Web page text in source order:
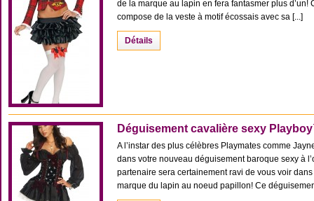
de la marque au lapin en fera fantasmer plus
compose de la veste à motif écossais avec sa [...]
Détails
Déguisement cavalière sexy
A l’instar des plus célèbres Playmates comme
dans votre nouveau déguisement baroque sexy à
partenaire sera certainement ravi de vous voir
marque du lapin au noeud papillon! Ce